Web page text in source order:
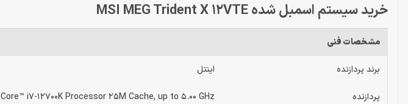
خرید سیستم اسمبل شده MSI MEG Trident X 12VTE
مشخصات فنی
برند پردازنده اینتل
پردازنده Core™ i7-12700K Processor 25M Cache, up to 5.00 GHz